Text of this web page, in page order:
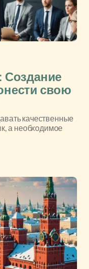
Создание
свою
качественные
а необходимое